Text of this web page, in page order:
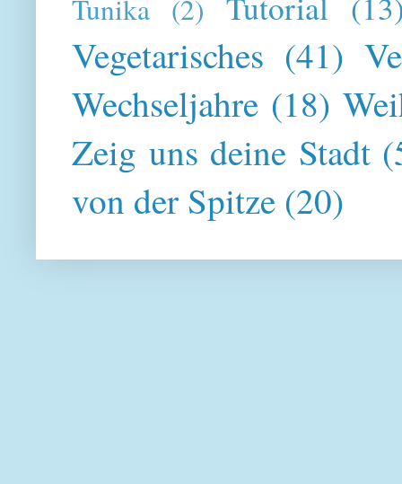
Tunika (2)
Vegetarisches (41)
Wechseljahre (18)
Zeig uns deine Stadt
von der Spitze (20)